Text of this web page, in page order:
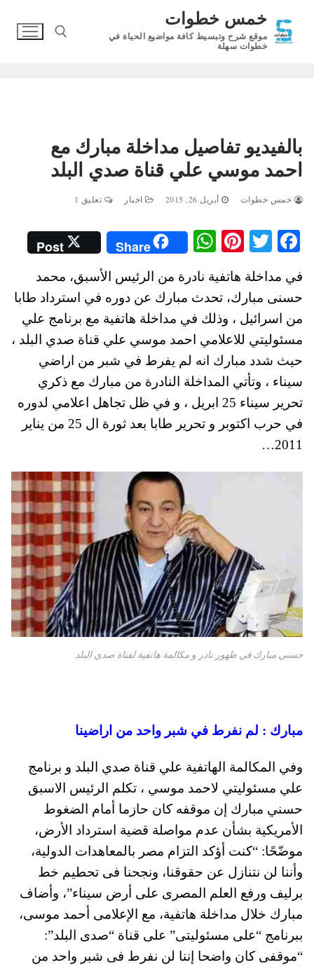
المحتوى
خمس خطوات
موقع شرح وتبسيط كافة مواضيع الحياة في
خطوات سهلة
بالفيديو تفاصيل مداخلة مبارك مع
احمد موسي علي قناة صدي البلد
خمس خطوات أبريل 26, 2015 اخبار تعليق 1
Fa
ce
bo
ok
T
wi
tte
r
Pi
er
es
t
W
ha
ts
A
pp
Share
Post
في مداخلة هاتفية نادرة من الرئيس الأسبق، محمد
حسنى مبارك، تحدث مبارك عن دوره في استرداد طابا
من اسرائيل ، وذلك في مداخلة هاتفية مع برنامج علي
مسئوليتي للاعلامي احمد موسي علي قناة صدي البلد ،
حيث شدد مبارك انه لم يفرط في شبر من اراضي
سيناء ، وتأتي المداخلة النادرة من مبارك مع ذكري
تحرير سيناء 25 ابريل ، و في ظل تجاهل اعلامي لدوره
في حرب اكتوبر و تحرير طابا بعد ثورة ال 25 من يناير
2011…
حسني مبارك في ظهور نادر و مكالمة هاتفية لقناة صدي البلد
مبارك : لم نفرط في شبر واحد من اراضينا
وفي المكالمة الهاتفية علي قناة صدي البلد و برنامج
علي مسئوليتي لاحمد موسي ، تكلم الرئيس الاسبق
حسني مبارك إن موقفه كان حازما أمام الضغوط
الأمريكية بشأن عدم مواصلة قضية استرداد الأرض،
موضّحًا: “كنت أؤكد التزام مصر بالمعاهدات الدولية،
وأننا لن نتنازل عن حقوقنا، ونجحنا فى تحطيم خط
برليف ورفع العلم المصرى على أرض سيناء”، وأضاف
مبارك خلال مداخلة هاتفية، مع الإعلامى أحمد موسى،
ببرنامج “على مسئوليتى” على قناة “صدى البلد”:
“موقفى كان واضحا إننا لن نفرط فى شبر واحد من